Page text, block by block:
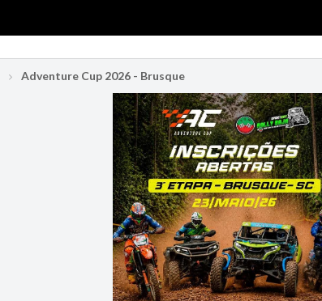
Adventure Cup 2026 - Brusque